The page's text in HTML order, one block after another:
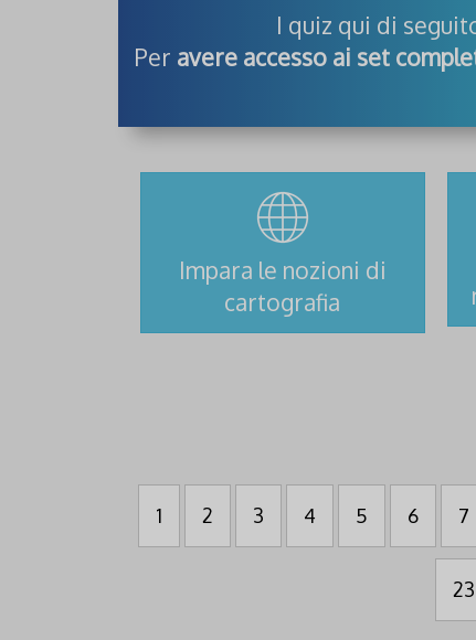
I quiz qui di
Per avere accesso ai set
Impara le nozioni di
cartografia
1 2 3 4 5 6 7
23